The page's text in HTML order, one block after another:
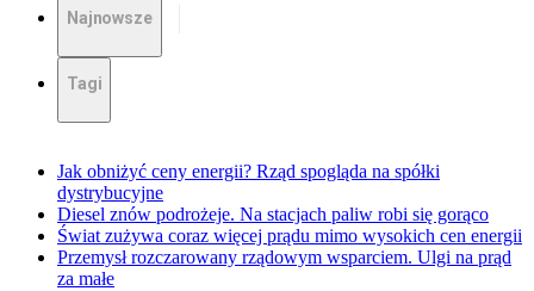
Najnowsze
Tagi
Jak obniżyć ceny energii? Rząd spogląda na spółki
dystrybucyjne
Diesel znów podrożeje. Na stacjach paliw robi się gorąco
Świat zużywa coraz więcej prądu mimo wysokich cen energii
Przemysł rozczarowany rządowym wsparciem. Ulgi na prąd
za małe